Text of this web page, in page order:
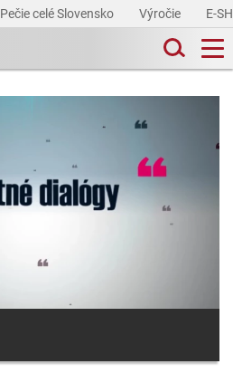
Pečie celé Slovensko Výročie E-